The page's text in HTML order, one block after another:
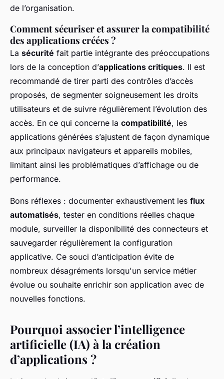
de l’organisation.
Comment sécuriser et assurer la compatibilité
des applications créées ?
La sécurité fait partie intégrante des préoccupations
lors de la conception d’applications critiques. Il est
recommandé de tirer parti des contrôles d’accès
proposés, de segmenter soigneusement les droits
utilisateurs et de suivre régulièrement l’évolution des
accès. En ce qui concerne la compatibilité, les
applications générées s’ajustent de façon dynamique
aux principaux navigateurs et appareils mobiles,
limitant ainsi les problématiques d’affichage ou de
performance.
Bons réflexes : documenter exhaustivement les flux
automatisés, tester en conditions réelles chaque
module, surveiller la disponibilité des connecteurs et
sauvegarder régulièrement la configuration
applicative. Ce souci d’anticipation évite de
nombreux désagréments lorsqu'un service métier
évolue ou souhaite enrichir son application avec de
nouvelles fonctions.
Pourquoi associer l’intelligence
artificielle (IA) à la création
d’applications ?